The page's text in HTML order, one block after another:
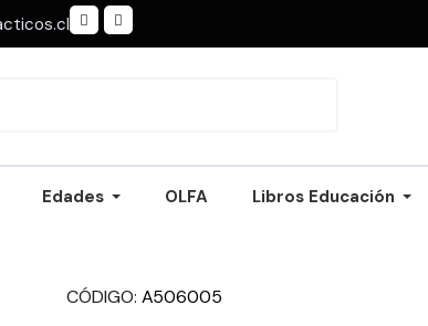
Edades OLFA Libros Educación
CÓDIGO A506005